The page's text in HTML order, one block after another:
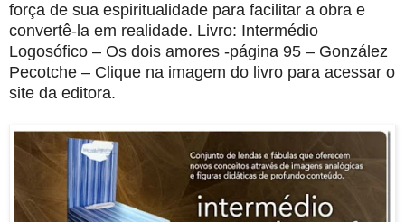
força de sua espiritualidade para facilitar a obra e
convertê-la em realidade. Livro: Intermédio
Logosófico – Os dois amores -página 95 – González
Pecotche – Clique na imagem do livro para acessar o
site da editora.